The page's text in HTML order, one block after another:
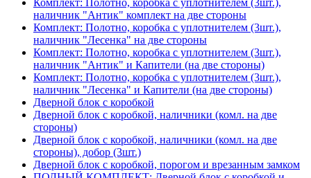
наличник "Антик" комплект на две стороны
Комплект: Полотно, коробка с уплотнителем (3шт.),
наличник "Лесенка" на две стороны
Комплект: Полотно, коробка с уплотнителем (3шт.),
наличник "Антик" и Капители (на две стороны)
Комплект: Полотно, коробка с уплотнителем (3шт.),
наличник "Лесенка" и Капители (на две стороны)
Дверной блок с коробкой
Дверной блок с коробкой, наличники (комл. на две
стороны)
Дверной блок с коробкой, наличники (комл. на две
стороны), добор (3шт.)
Дверной блок с коробкой, порогом и врезанным замком